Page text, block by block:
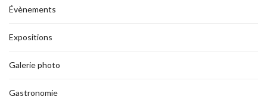
Évènements
Expositions
Galerie photo
Gastronomie